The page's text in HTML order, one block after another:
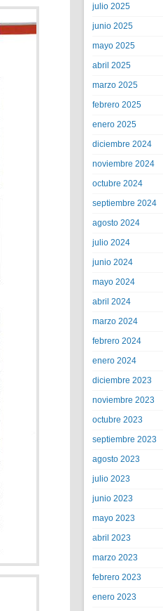
julio 2025
junio 2025
mayo 2025
abril 2025
marzo 2025
febrero 2025
enero 2025
diciembre 2024
noviembre 2024
octubre 2024
septiembre 2024
agosto 2024
julio 2024
junio 2024
mayo 2024
abril 2024
marzo 2024
febrero 2024
enero 2024
diciembre 2023
noviembre 2023
octubre 2023
septiembre 2023
agosto 2023
julio 2023
junio 2023
mayo 2023
abril 2023
marzo 2023
febrero 2023
enero 2023